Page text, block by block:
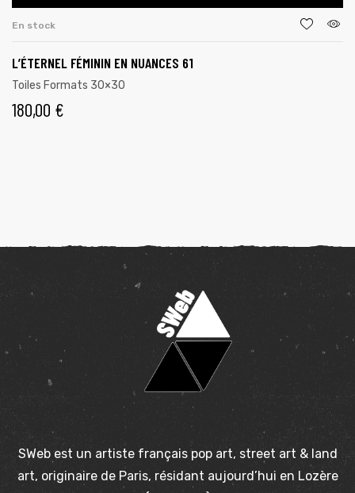
En stock
L’ÉTERNEL FÉMININ EN NUANCES 61
Toiles Formats 30×30
180,00 €
SWeb est un artiste français pop art, street art & land
art, originaire de Paris, résidant aujourd’hui en Lozère